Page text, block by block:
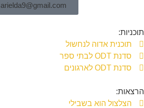
arielda9@gmail.com
תוכניות:
תוכנית אדוה לנחשול
סדנת ODT לבתי ספר
סדנת ODT לארגונים
הרצאות:
הצלצול הוא בשבילי